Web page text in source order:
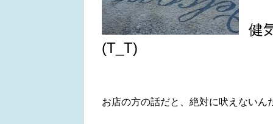
健
(T_T)
お店の方の話だと、絶対に吠えないん